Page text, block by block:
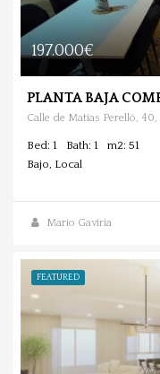
197.000€
PLANTA BAJA
Calle de Matías Perelló,
Bed: 1 Bath: 1
m2: 51
Bajo, Local
Mario Gaviria
FEATURED